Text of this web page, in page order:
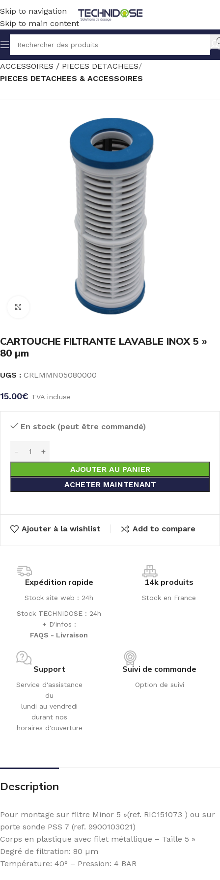
Skip to navigation
Skip to main content
Accueil TRAITEMENT EAU MESURE
ACCESSOIRES / PIECES DETACHEES
PIECES DETACHEES & ACCESSOIRES
Click to enlarge
CARTOUCHE FILTRANTE LAVABLE INOX 5 »
80 µm
UGS : CRLMMN05080000
15.00€ TVA incluse
En stock (peut être commandé)
AJOUTER AU PANIER
ACHETER MAINTENANT
Ajouter à la wishlist Add to compare
Expédition rapide
Stock site web : 24h
Stock TECHNIDOSE : 24h
+ D'infos :
FAQS - Livraison
14k produits
Stock en France
Support
Service d'assistance
du
lundi au vendredi
durant nos
horaires d'ouverture
Suivi de commande
Option de suivi
Description
Pour montage sur filtre Minor 5 »(ref. RIC151073 ) ou sur
porte sonde PSS 7 (ref. 9900103021)
Corps en plastique avec filet métallique – Taille 5 »
Degré de filtration: 80 µm
Température: 40° – Pression: 4 BAR